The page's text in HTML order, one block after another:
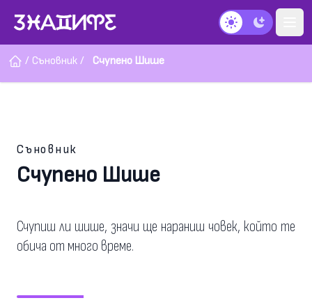
Тъмен режим
/ Съновник / Счупено Шише
Съновник
Счупено Шише
Счупиш ли шише, значи ще нараниш човек, който те
обича от много време.